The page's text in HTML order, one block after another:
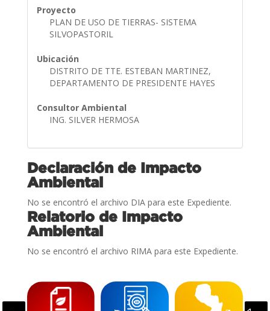
Proyecto
PLAN DE USO DE TIERRAS- SISTEMA
SILVOPASTORIL
Ubicación
DISTRITO DE TTE. ESTEBAN MARTINEZ,
DEPARTAMENTO DE PRESIDENTE HAYES
Consultor Ambiental
ING. SILVER HERMOSA
Declaración de Impacto
Ambiental
No se encontró el archivo DIA para este Expediente.
Relatorio de Impacto
Ambiental
No se encontró el archivo RIMA para este Expediente.